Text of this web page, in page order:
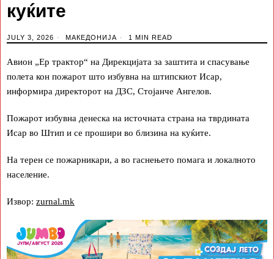
куќите
JULY 3, 2026 МАКЕДОНИЈА 1 MIN READ
Авион „Ер трактор“ на Дирекцијата за заштита и спасување
полета кон пожарот што избувна на штипскиот Исар,
информира директорот на ДЗС, Стојанче Ангелов.
Пожарот избувна денеска на источната страна на тврдината
Исар во Штип и се прошири во близина на куќите.
На терен се пожарникари, а во гаснењето помага и локалното
население.
Извор: zurnal.mk